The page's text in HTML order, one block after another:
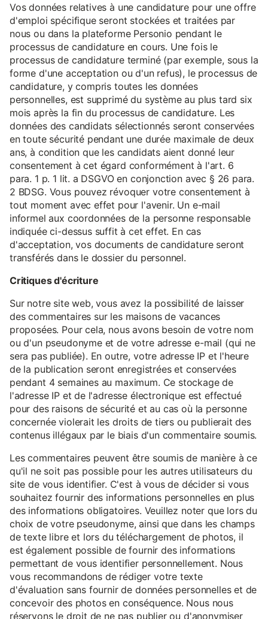
Vos données relatives à une candidature pour une offre
d'emploi spécifique seront stockées et traitées par
nous ou dans la plateforme Personio pendant le
processus de candidature en cours. Une fois le
processus de candidature terminé (par exemple, sous la
forme d'une acceptation ou d'un refus), le processus de
candidature, y compris toutes les données
personnelles, est supprimé du système au plus tard six
mois après la fin du processus de candidature. Les
données des candidats sélectionnés seront conservées
en toute sécurité pendant une durée maximale de deux
ans, à condition que les candidats aient donné leur
consentement à cet égard conformément à l'art. 6
para. 1 p. 1 lit. a DSGVO en conjonction avec § 26 para.
2 BDSG. Vous pouvez révoquer votre consentement à
tout moment avec effet pour l'avenir. Un e-mail
informel aux coordonnées de la personne responsable
indiquée ci-dessus suffit à cet effet. En cas
d'acceptation, vos documents de candidature seront
transférés dans le dossier du personnel.
Critiques d'écriture
Sur notre site web, vous avez la possibilité de laisser
des commentaires sur les maisons de vacances
proposées. Pour cela, nous avons besoin de votre nom
ou d'un pseudonyme et de votre adresse e-mail (qui ne
sera pas publiée). En outre, votre adresse IP et l'heure
de la publication seront enregistrées et conservées
pendant 4 semaines au maximum. Ce stockage de
l'adresse IP et de l'adresse électronique est effectué
pour des raisons de sécurité et au cas où la personne
concernée violerait les droits de tiers ou publierait des
contenus illégaux par le biais d'un commentaire soumis.
Les commentaires peuvent être soumis de manière à ce
qu'il ne soit pas possible pour les autres utilisateurs du
site de vous identifier. C'est à vous de décider si vous
souhaitez fournir des informations personnelles en plus
des informations obligatoires. Veuillez noter que lors du
choix de votre pseudonyme, ainsi que dans les champs
de texte libre et lors du téléchargement de photos, il
est également possible de fournir des informations
permettant de vous identifier personnellement. Nous
vous recommandons de rédiger votre texte
d'évaluation sans fournir de données personnelles et de
concevoir des photos en conséquence. Nous nous
réservons le droit de ne pas publier ou d'anonymiser